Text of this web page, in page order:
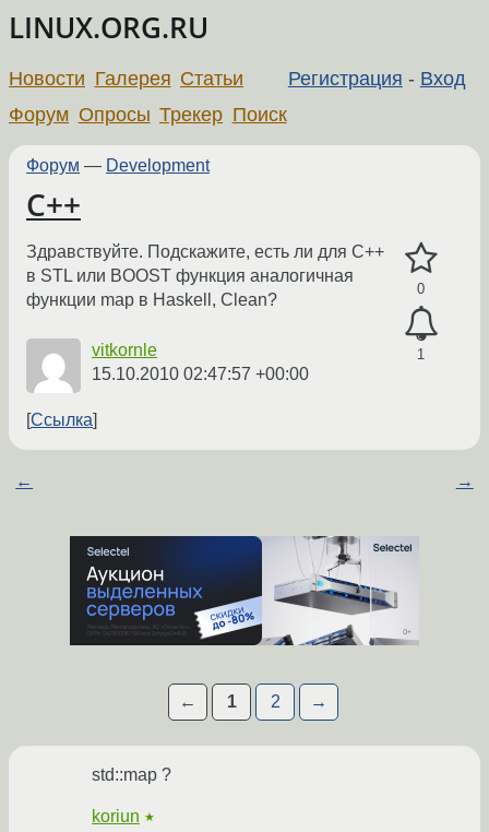
LINUX.ORG.RU
Регистрация - Вход
Новости Галерея Статьи
Форум Опросы Трекер Поиск
Форум — Development
С++
0
1
Здравствуйте. Подскажите, есть ли для C++
в STL или BOOST функция аналогичная
функции map в Haskell, Clean?
vitkornle
15.10.2010 02:47:57 +00:00
Ссылка
← →
← 1 2 →
std::map ?
koriun ★